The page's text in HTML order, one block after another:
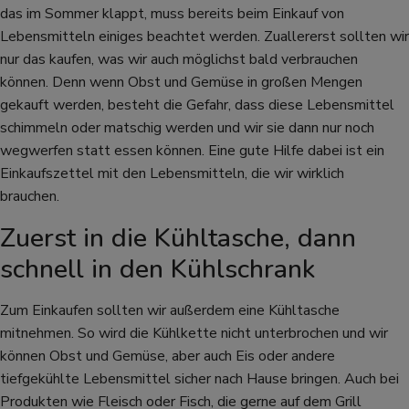
das im Sommer klappt, muss bereits beim Einkauf von
Lebensmitteln einiges beachtet werden. Zuallererst sollten wir
nur das kaufen, was wir auch möglichst bald verbrauchen
können. Denn wenn Obst und Gemüse in großen Mengen
gekauft werden, besteht die Gefahr, dass diese Lebensmittel
schimmeln oder matschig werden und wir sie dann nur noch
wegwerfen statt essen können. Eine gute Hilfe dabei ist ein
Einkaufszettel mit den Lebensmitteln, die wir wirklich
brauchen.
Zuerst in die Kühltasche, dann
schnell in den Kühlschrank
Zum Einkaufen sollten wir außerdem eine Kühltasche
mitnehmen. So wird die Kühlkette nicht unterbrochen und wir
können Obst und Gemüse, aber auch Eis oder andere
tiefgekühlte Lebensmittel sicher nach Hause bringen. Auch bei
Produkten wie Fleisch oder Fisch, die gerne auf dem Grill